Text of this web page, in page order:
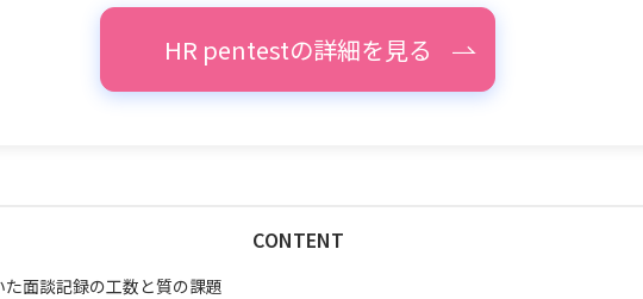
HR pentestの詳細を見る
CONTENT
面談記録の工数と質の課題